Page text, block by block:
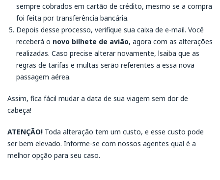
sempre cobrados em cartão de crédito, mesmo se a compra
foi feita por transferência bancária.
Depois desse processo, verifique sua caixa de e-mail. Você
receberá o novo bilhete de avião, agora com as alterações
realizadas. Caso precise alterar novamente, lsaiba que as
regras de tarifas e multas serão referentes a essa nova
passagem aérea.
Assim, fica fácil mudar a data de sua viagem sem dor de
cabeça!
ATENÇÃO! Toda alteração tem um custo, e esse custo pode
ser bem elevado. Informe-se com nossos agentes qual é a
melhor opção para seu caso.